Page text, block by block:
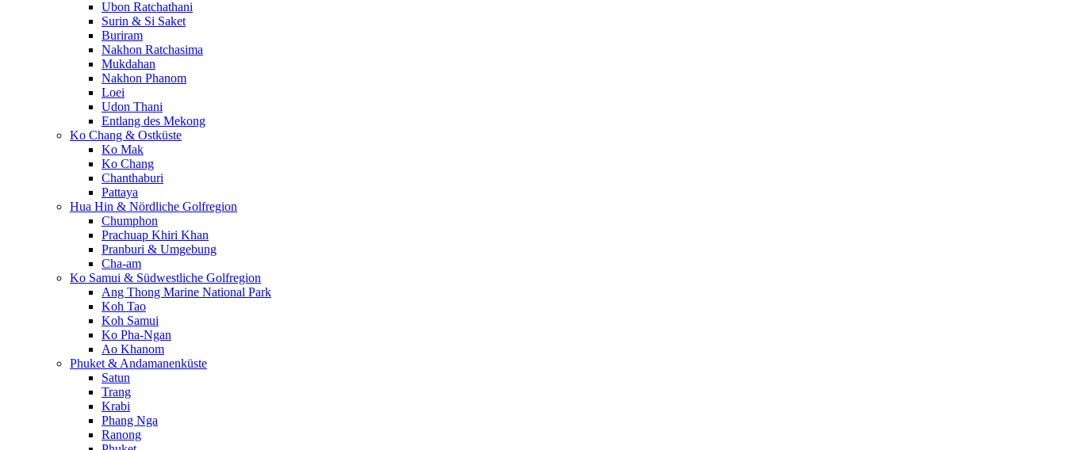
Ubon Ratchathani
Surin & Si Saket
Buriram
Nakhon Ratchasima
Mukdahan
Nakhon Phanom
Loei
Udon Thani
Entlang des Mekong
Ko Chang & Ostküste
Ko Mak
Ko Chang
Chanthaburi
Pattaya
Hua Hin & Nördliche Golfregion
Chumphon
Prachuap Khiri Khan
Pranburi & Umgebung
Cha-am
Ko Samui & Südwestliche Golfregion
Ang Thong Marine National Park
Koh Tao
Koh Samui
Ko Pha-Ngan
Ao Khanom
Phuket & Andamanenküste
Satun
Trang
Krabi
Phang Nga
Ranong